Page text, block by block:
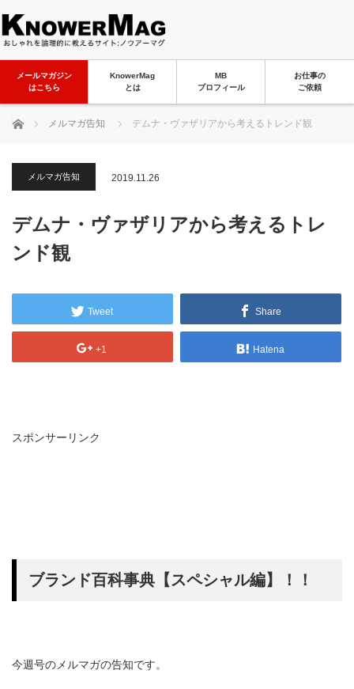
メールマガジン
はこちら
KnowerMag
とは
MB
プロフィール
お仕事の
ご依頼
ホーム メルマガ告知 デムナ・ヴァザリアから考えるトレンド観
メルマガ告知 2019.11.26
デムナ・ヴァザリアから考えるトレ
ンド観
Tweet Share
+1 Hatena
スポンサーリンク
ブランド百科事典【スペシャル編】！！
今週号のメルマガの告知です。